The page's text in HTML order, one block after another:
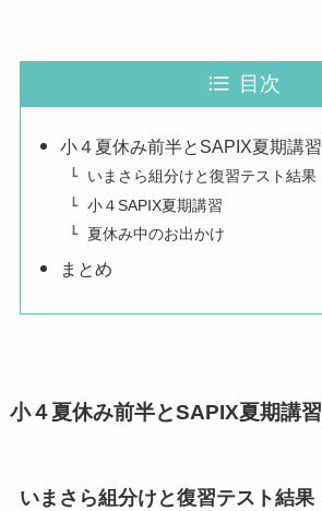
目次
小４夏休み前半とSAPIX夏期講習
いまさら組分けと復習テスト結果
小４SAPIX夏期講習
夏休み中のお出かけ
まとめ
小４夏休み前半とSAPIX夏期講習
いまさら組分けと復習テスト結果